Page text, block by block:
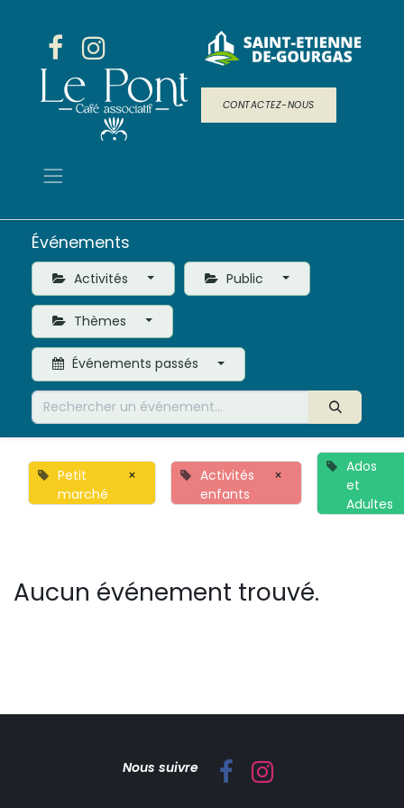
CONTACTEZ-NOUS
Événements
Activités Public
Thèmes
Événements passés
Petit
marché
×
Activités
enfants
×
Ados
et
Adultes
Aucun événement trouvé.
Nous suivre